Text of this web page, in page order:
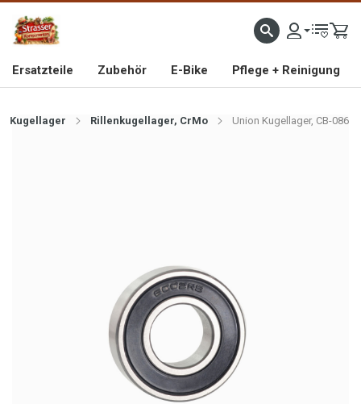
IMPORTEUR VON HOCHWERTIGEN FAHRRAD- UND MOFAERSATZTEILEN SEIT 1993
Ersatzteile Zubehör E-Bike Pflege + Reinigung
Kugellager Rillenkugellager, CrMo Union Kugellager, CB-086